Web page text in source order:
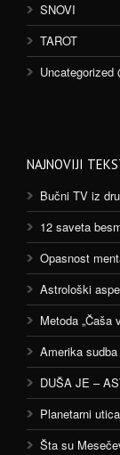
SNOVI
TAROT
Uncategorized
NAJNOVIJI
Bučni TV iz
12 saveta
Opasnost
Astrološki
Metoda „Čaša
Amerika
DUŠA JE –
Planetarni
Šta su